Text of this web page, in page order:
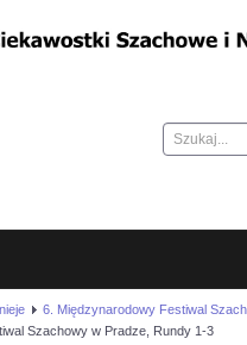
Szukaj...
6. Międzynarodowy Festiwal
Szachowy w Pradze, Rundy 1-3